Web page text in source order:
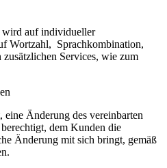
wird auf individueller
Wortzahl, Sprachkombination,
Services, wie zum
Änderung des vereinbarten
dem Kunden die
Änderung mit sich bringt, gemäß